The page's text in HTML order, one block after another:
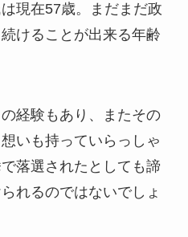
現在57歳。まだまだ政
けることが出来る年齢
経験もあり、またその
いも持っていらっしゃ
落選されたとしても諦
れるのではないでしょ